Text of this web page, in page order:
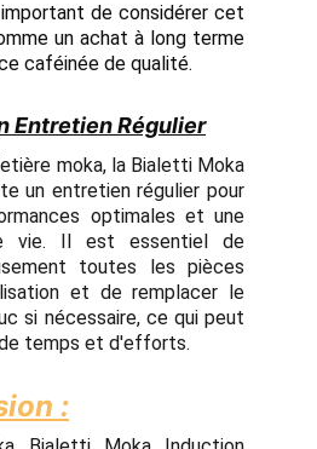
de considérer cet
un achat à long terme
caféinée de qualité.
Entretien Régulier
moka, la Bialetti Moka
un entretien régulier pour
optimales et une
vie. Il est essentiel de
toutes les pièces
et de remplacer le
si nécessaire, ce qui peut
temps et d'efforts.
: